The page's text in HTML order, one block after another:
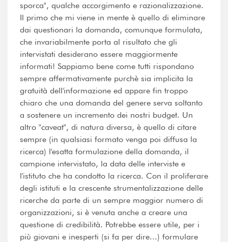
sporca", qualche accorgimento e razionalizzazione.
Il primo che mi viene in mente è quello di eliminare
dai questionari la domanda, comunque formulata,
che invariabilmente porta al risultato che gli
intervistati desiderano essere maggiormente
informati! Sappiamo bene come tutti rispondano
sempre affermativamente purchè sia implicita la
gratuità dell'informazione ed appare fin troppo
chiaro che una domanda del genere serva soltanto
a sostenere un incremento dei nostri budget. Un
altro "caveat", di natura diversa, è quello di citare
sempre (in qualsiasi formato venga poi diffusa la
ricerca) l'esatta formulazione della domanda, il
campione intervistato, la data delle interviste e
l'istituto che ha condotto la ricerca. Con il proliferare
degli istituti e la crescente strumentalizzazione delle
ricerche da parte di un sempre maggior numero di
organizzazioni, si è venuta anche a creare una
questione di credibilità. Potrebbe essere utile, per i
più giovani e inesperti (si fa per dire...) formulare